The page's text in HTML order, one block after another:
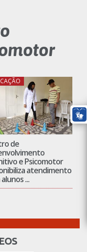
de
e Psicomotor
atendimento
...